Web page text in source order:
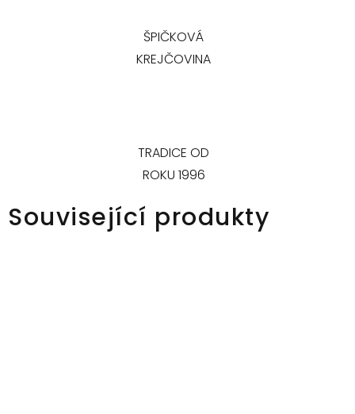
ŠPIČKOVÁ
KREJČOVINA
TRADICE OD
ROKU 1996
Související produkty